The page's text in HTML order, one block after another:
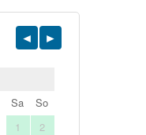
Sa
So
1
2